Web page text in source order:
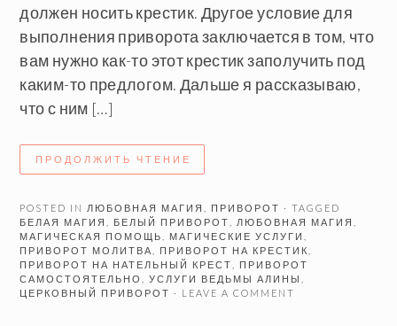
должен носить крестик. Другое условие для
выполнения приворота заключается в том, что
вам нужно как-то этот крестик заполучить под
каким-то предлогом. Дальше я рассказываю,
что с ним […]
ПРОДОЛЖИТЬ ЧТЕНИЕ
POSTED IN ЛЮБОВНАЯ МАГИЯ ПРИВОРОТ · TAGGED
БЕЛАЯ МАГИЯ
БЕЛЫЙ ПРИВОРОТ ЛЮБОВНАЯ МАГИЯ
МАГИЧЕСКАЯ ПОМОЩЬ
МАГИЧЕСКИЕ УСЛУГИ
ПРИВОРОТ МОЛИТВА
ПРИВОРОТ НА КРЕСТИК
ПРИВОРОТ НА НАТЕЛЬНЫЙ КРЕСТ
ПРИВОРОТ
САМОСТОЯТЕЛЬНО
,УСЛУГИ ВЕДЬМЫ АЛИНЫ
ЦЕРКОВНЫЙ ПРИВОРОТ · LEAVE A COMMENT